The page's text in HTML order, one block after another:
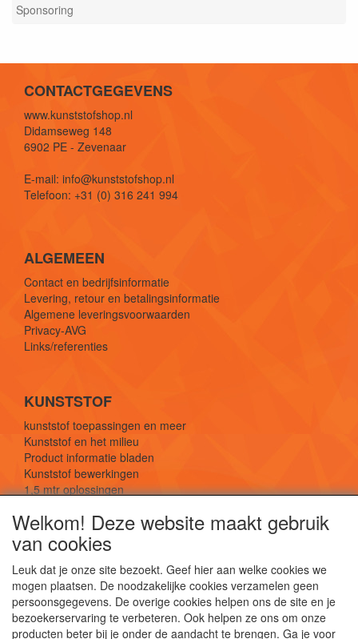
Sponsoring
CONTACTGEGEVENS
www.kunststofshop.nl
Didamseweg 148
6902 PE - Zevenaar
E-mail: info@kunststofshop.nl
Telefoon: +31 (0) 316 241 994
ALGEMEEN
Contact en bedrijfsinformatie
Levering, retour en betalingsinformatie
Algemene leveringsvoorwaarden
Privacy-AVG
Links/referenties
KUNSTSTOF
kunststof toepassingen en meer
Kunststof en het milieu
Product informatie bladen
Kunststof bewerkingen
1,5 mtr oplossingen
SOCIALE MEDIA
Welkom! Deze website maakt gebruik
van cookies
Leuk dat je onze site bezoekt. Geef hier aan welke cookies we
mogen plaatsen. De noodzakelijke cookies verzamelen geen
persoonsgegevens. De overige cookies helpen ons de site en je
bezoekerservaring te verbeteren. Ook helpen ze ons om onze
producten beter bij je onder de aandacht te brengen. Ga je voor